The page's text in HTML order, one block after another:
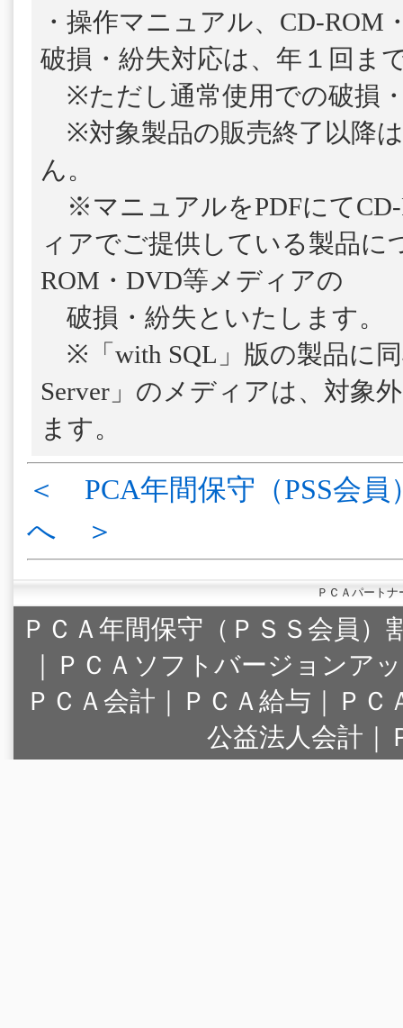
・操作マニュアル、CD-ROM
破損・紛失対応は、年１回ま
※ただし通常使用での破損
※対象製品の販売終了以降
ん。
※マニュアルをPDFにてCD-
ィアでご提供している製品に
ROM・DVD等メディアの
破損・紛失といたします。
※「with SQL」版の製品に
Server」のメディアは、対象
ます。
＜ PCA年間保守（PSS会員
へ ＞
ＰＣＡパート
ＰＣＡ年間保守（ＰＳＳ会員）
｜
ＰＣＡソフトバージョンア
ＰＣＡ会計｜ＰＣＡ給与｜Ｐ
公益法人会計｜